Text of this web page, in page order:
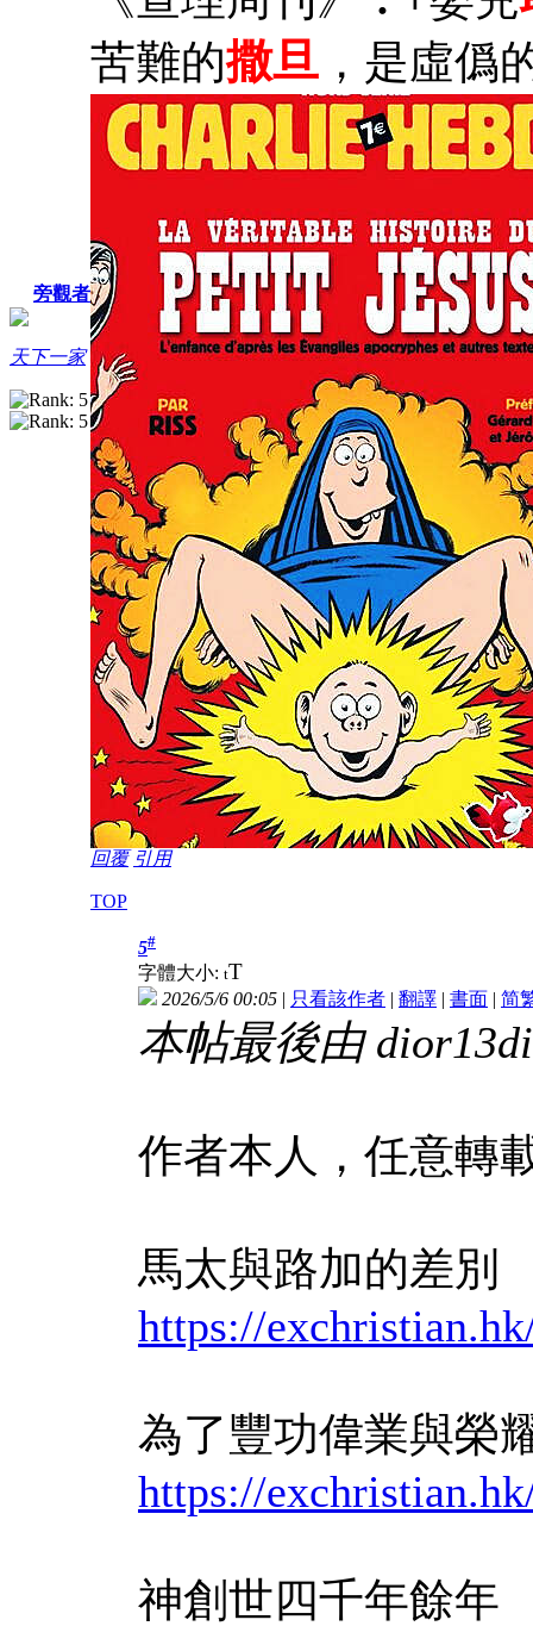
旁觀者
天下一家
苦難的撒旦 ，是虛僞
回覆 引用
TOP
5#
字體大小: tT
2026/5/6 00:05 | 只看該作者 | 翻譯 | 書面 | 简
本帖最後由
作者本人，任意轉
馬太與路加的差別
https://
為了豐功偉業與榮
https://
神創世四千年餘年